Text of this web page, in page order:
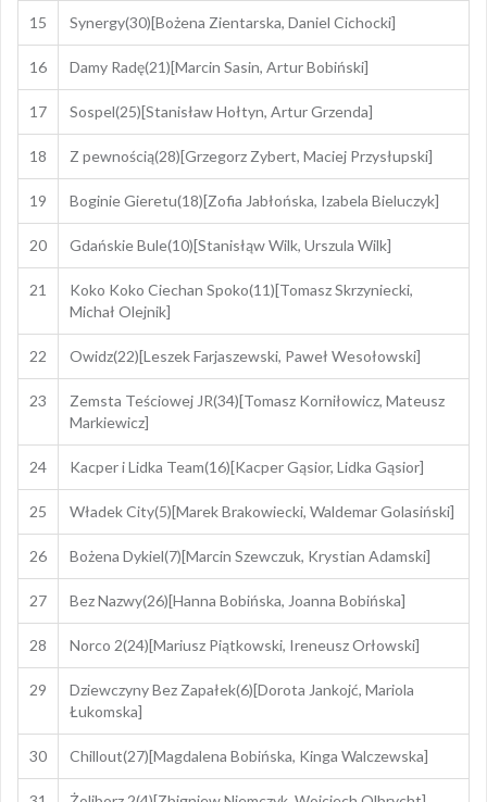
15 Synergy(30)[Bożena Zientarska, Daniel Cichocki]
16 Damy Radę(21)[Marcin Sasin, Artur Bobiński]
17 Sospel(25)[Stanisław Hołtyn, Artur Grzenda]
18 Z pewnością(28)[Grzegorz Zybert, Maciej Przysłupski]
19 Boginie Gieretu(18)[Zofia Jabłońska, Izabela Bieluczyk]
20 Gdańskie Bule(10)[Stanisłąw Wilk, Urszula Wilk]
21
Koko Koko Ciechan Spoko(11)[Tomasz Skrzyniecki,
Michał Olejnik]
22 Owidz(22)[Leszek Farjaszewski, Paweł Wesołowski]
23
Zemsta Teściowej JR(34)[Tomasz Korniłowicz, Mateusz
Markiewicz]
24 Kacper i Lidka Team(16)[Kacper Gąsior, Lidka Gąsior]
25 Władek City(5)[Marek Brakowiecki, Waldemar Golasiński]
26 Bożena Dykiel(7)[Marcin Szewczuk, Krystian Adamski]
27 Bez Nazwy(26)[Hanna Bobińska, Joanna Bobińska]
28 Norco 2(24)[Mariusz Piątkowski, Ireneusz Orłowski]
29
Dziewczyny Bez Zapałek(6)[Dorota Jankojć, Mariola
Łukomska]
30 Chillout(27)[Magdalena Bobińska, Kinga Walczewska]